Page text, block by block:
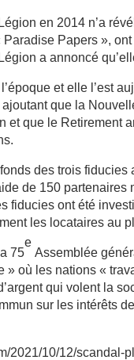
en 2014 n’a
Paradise Papers »,
a annoncé
et elle l’est
que la
et que le Retirement
des trois fiducies
de 150
fiducies ont été
les locataires au
75
e
Assemblée
» où les nations «
qui volent la
sur les intérêts
2021/10/12/